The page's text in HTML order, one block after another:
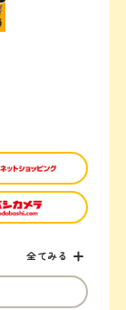
全てみる